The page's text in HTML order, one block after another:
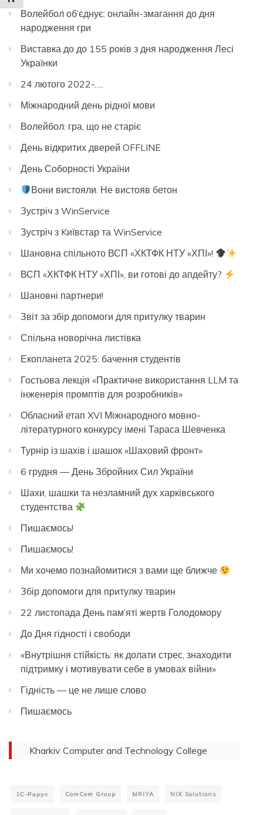
Волейбол об’єднує: онлайн-змагання до дня
народження гри
Виставка до до 155 років з дня народження Лесі
Українки
24 лютого 2022-….
Міжнародний день рідної мови
Волейбол: гра, що не старіє
День відкритих дверей OFFLINE
День Соборності України
Вони вистояли. Не вистояв бетон
Зустріч з WinService
Зустріч з Kиївстар та WinService
Шановна спільното ВСП «ХКТФК НТУ «ХПІ»!
ВСП «ХКТФК НТУ «ХПІ», ви готові до апдейту?
Шановні партнери!
Звіт за збір допомоги для притулку тварин
Спільна новорічна листівка
Екопланета 2025: бачення студентів
Гостьова лекція «Практичне використання LLM та
інженерія промптів для розробників»
Обласний етап XVI Міжнародного мовно-
літературного конкурсу імені Тараса Шевченка
Турнір із шахів і шашок «Шаховий фронт»
6 грудня — День Збройних Сил України
Шахи, шашки та незламний дух харківського
студентства
Пишаємось!
Пишаємось!
Ми хочемо познайомитися з вами ще ближче
Збір допомоги для притулку тварин
22 листопада День пам’яті жертв Голодомору
До Дня гідності і свободи
«Внутрішня стійкість: як долати стрес, знаходити
підтримку і мотивувати себе в умовах війни»
Гідність — це не лише слово
Пишаємось
Kharkiv Computer and Technology College
1С-Рарус ComCom Group MRIYA NIX Solutions